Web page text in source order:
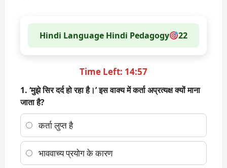
Hindi Language Hindi Pedagogy 22
Time Left: 14:57
1. ‘मुझे सिर दर्द हो रहा है।’ इस वाक्य में कर्ता अप्रत्यक्ष क्यों माना
जाता है?
कर्ता लुप्त है
भाववाच्य प्रयोग के कारण